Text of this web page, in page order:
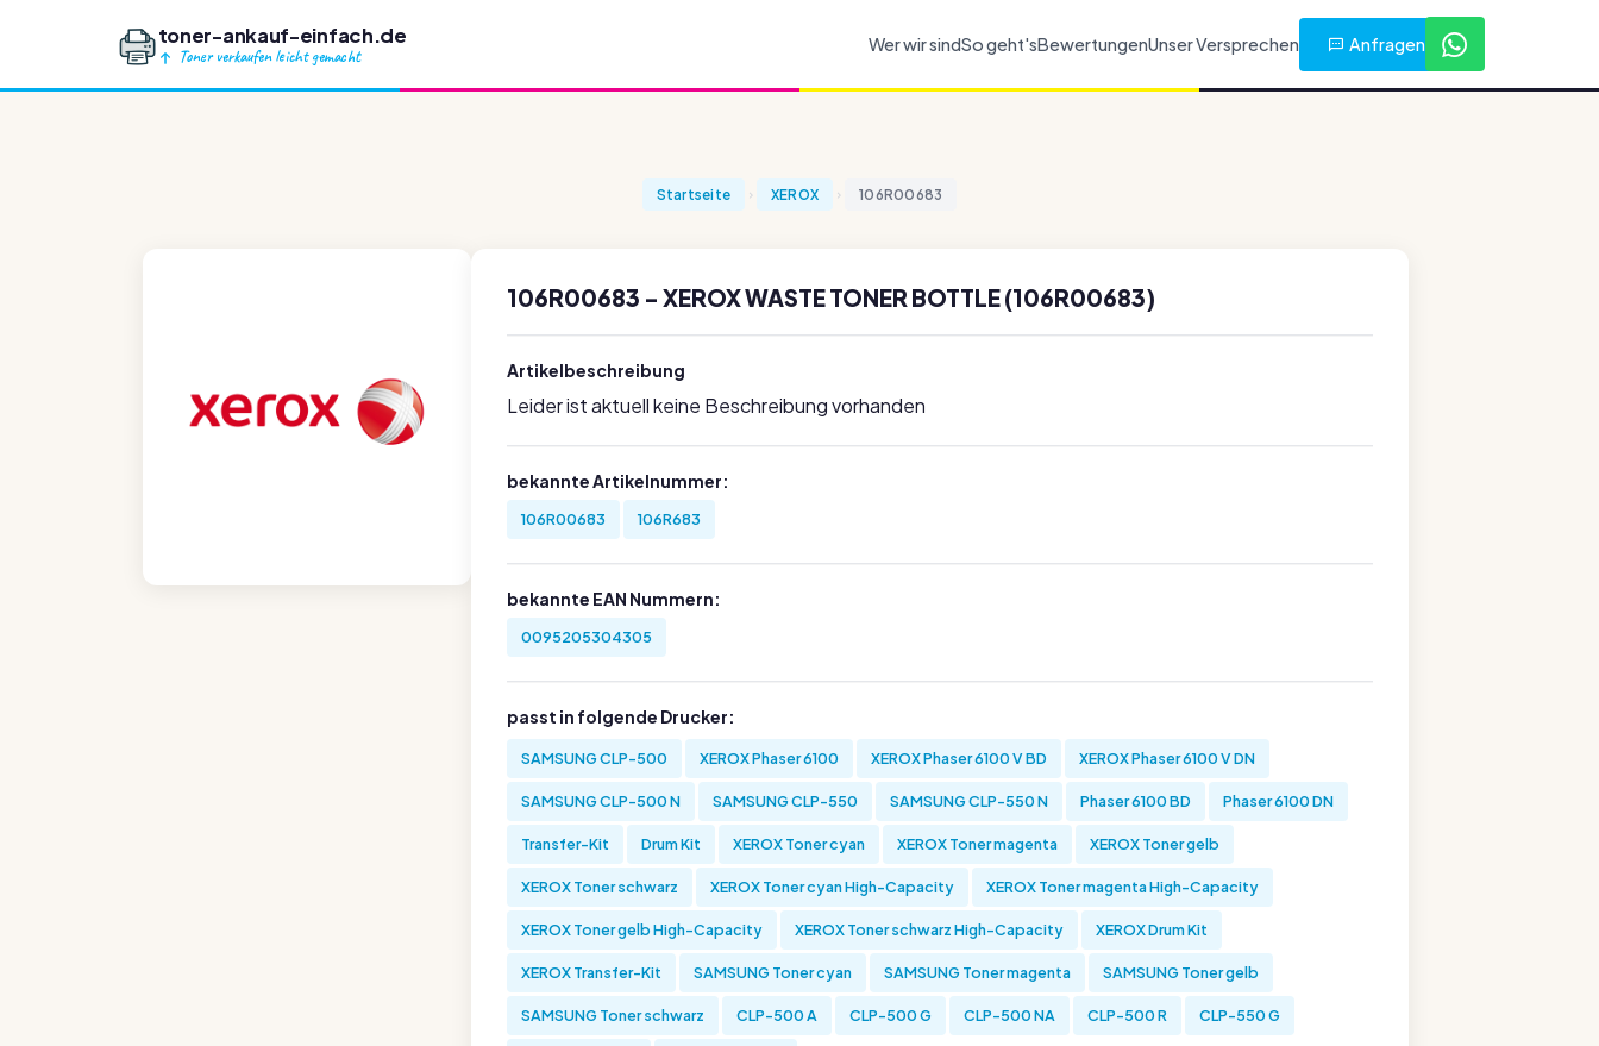
toner-ankauf-einfach.de
Toner verkaufen leicht gemacht
Wer wir sindSo geht'sBewertungenUnser Versprechen Anfragen
Startseite XEROX 106R00683
106R00683 - XEROX WASTE TONER BOTTLE (106R00683)
Artikelbeschreibung
Leider ist aktuell keine Beschreibung vorhanden
bekannte Artikelnummer:
106R00683 106R683
bekannte EAN Nummern:
0095205304305
passt in folgende Drucker:
SAMSUNG CLP-500 XEROX Phaser 6100 XEROX Phaser 6100 V BD XEROX Phaser 6100 V DN
SAMSUNG CLP-500 N SAMSUNG CLP-550 SAMSUNG CLP-550 N Phaser 6100 BD Phaser 6100 DN
Transfer-Kit Drum Kit XEROX Toner cyan XEROX Toner magenta XEROX Toner gelb
XEROX Toner schwarz XEROX Toner cyan High-Capacity XEROX Toner magenta High-Capacity
XEROX Toner gelb High-Capacity XEROX Toner schwarz High-Capacity XEROX Drum Kit
XEROX Transfer-Kit SAMSUNG Toner cyan SAMSUNG Toner magenta SAMSUNG Toner gelb
SAMSUNG Toner schwarz CLP-500 A CLP-500 G CLP-500 NA CLP-500 R CLP-550 G